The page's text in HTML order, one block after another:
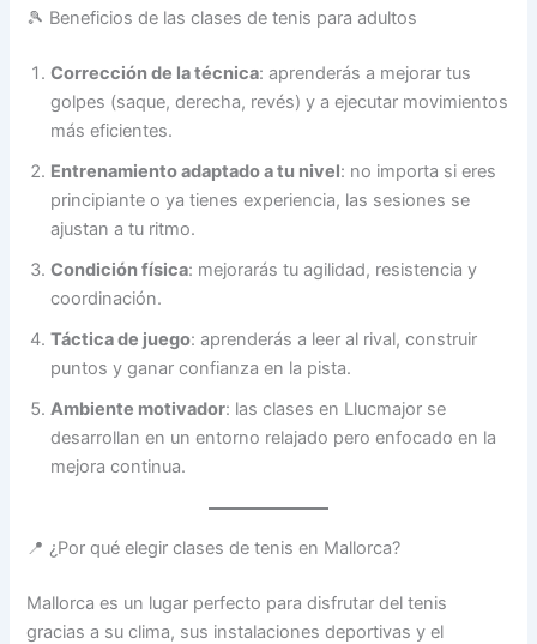
🎾 Beneficios de las clases de tenis para adultos
Corrección de la técnica: aprenderás a mejorar tus
golpes (saque, derecha, revés) y a ejecutar movimientos
más eficientes.
Entrenamiento adaptado a tu nivel: no importa si eres
principiante o ya tienes experiencia, las sesiones se
ajustan a tu ritmo.
Condición física: mejorarás tu agilidad, resistencia y
coordinación.
Táctica de juego: aprenderás a leer al rival, construir
puntos y ganar confianza en la pista.
Ambiente motivador: las clases en Llucmajor se
desarrollan en un entorno relajado pero enfocado en la
mejora continua.
📍 ¿Por qué elegir clases de tenis en Mallorca?
Mallorca es un lugar perfecto para disfrutar del tenis
gracias a su clima, sus instalaciones deportivas y el